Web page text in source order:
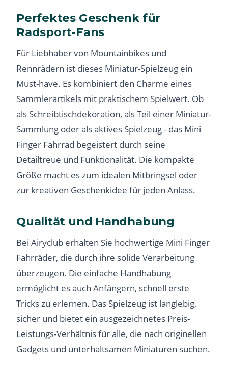
Perfektes Geschenk für
Radsport-Fans
Für Liebhaber von Mountainbikes und
Rennrädern ist dieses Miniatur-Spielzeug ein
Must-have. Es kombiniert den Charme eines
Sammlerartikels mit praktischem Spielwert. Ob
als Schreibtischdekoration, als Teil einer Miniatur-
Sammlung oder als aktives Spielzeug - das Mini
Finger Fahrrad begeistert durch seine
Detailtreue und Funktionalität. Die kompakte
Größe macht es zum idealen Mitbringsel oder
zur kreativen Geschenkidee für jeden Anlass.
Qualität und Handhabung
Bei Airyclub erhalten Sie hochwertige Mini Finger
Fahrräder, die durch ihre solide Verarbeitung
überzeugen. Die einfache Handhabung
ermöglicht es auch Anfängern, schnell erste
Tricks zu erlernen. Das Spielzeug ist langlebig,
sicher und bietet ein ausgezeichnetes Preis-
Leistungs-Verhältnis für alle, die nach originellen
Gadgets und unterhaltsamen Miniaturen suchen.